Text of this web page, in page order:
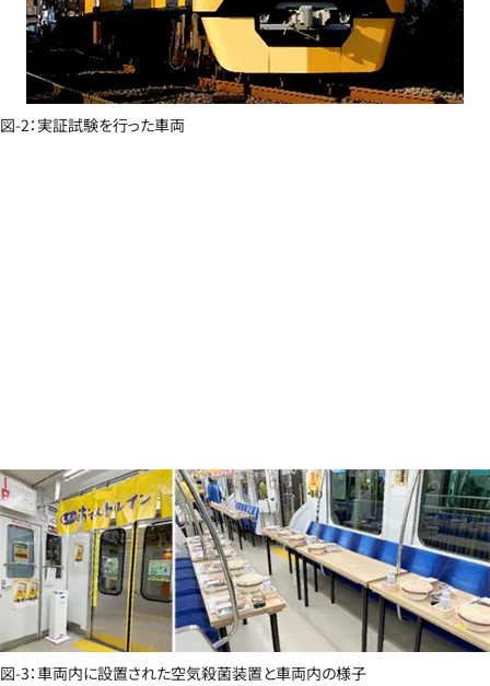
図-2：実証試験を行った車両
図-3：車両内に設置された空気殺菌装置と車両内の様子